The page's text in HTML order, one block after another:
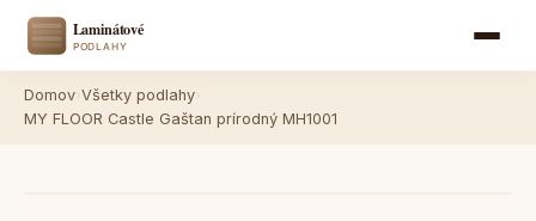
Domov Všetky podlahy
MY FLOOR Castle Gaštan prírodný MH1001